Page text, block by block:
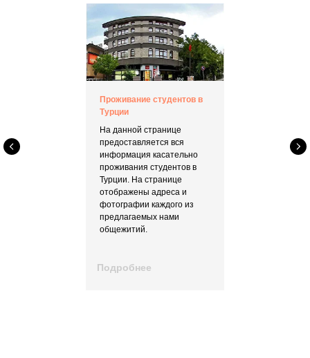
Проживание студентов в
Турции
На данной странице
предоставляется вся
информация касательно
проживания студентов в
Турции. На странице
отображены адреса и
фотографии каждого из
предлагаемых нами
общежитий.
Подробнее